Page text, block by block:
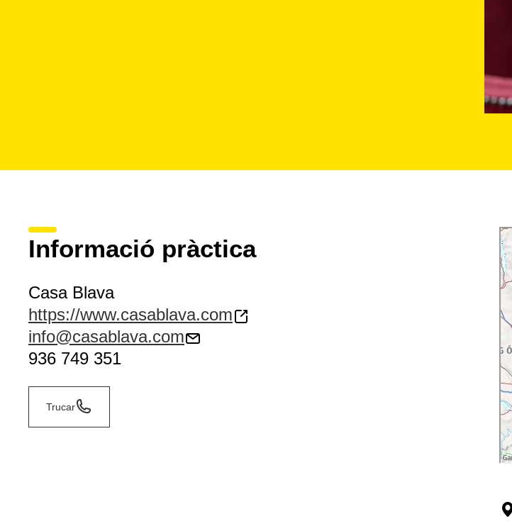
Informació pràctica
Casa Blava
https://www.casablava.com
info@casablava.com
936 749 351
Trucar